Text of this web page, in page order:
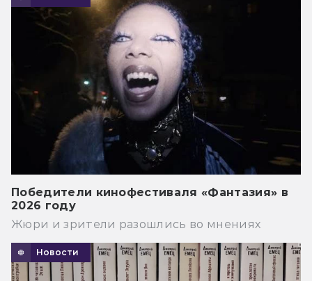
Победители кинофестиваля «Фантазия» в
2026 году
Жюри и зрители разошлись во мнениях
Новости